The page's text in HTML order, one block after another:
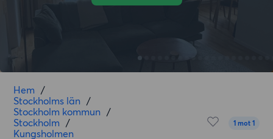
Hem /
Stockholms län /
Stockholm kommun /
Stockholm /
Kungsholmen
1 mot 1